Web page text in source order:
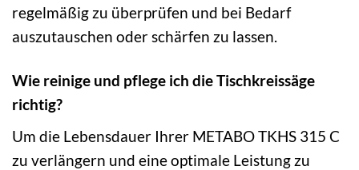
regelmäßig zu überprüfen und bei Bedarf
auszutauschen oder schärfen zu lassen.
Wie reinige und pflege ich die Tischkreissäge
richtig?
Um die Lebensdauer Ihrer METABO TKHS 315 C
zu verlängern und eine optimale Leistung zu